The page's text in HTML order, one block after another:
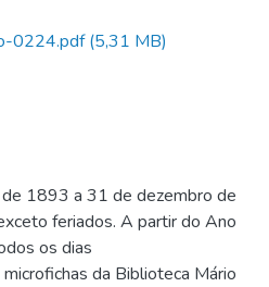
0224.pdf(5,31 MB)
1893 a 31 de dezembro de
feriados. A partir do Ano
os dias
da Biblioteca Mário